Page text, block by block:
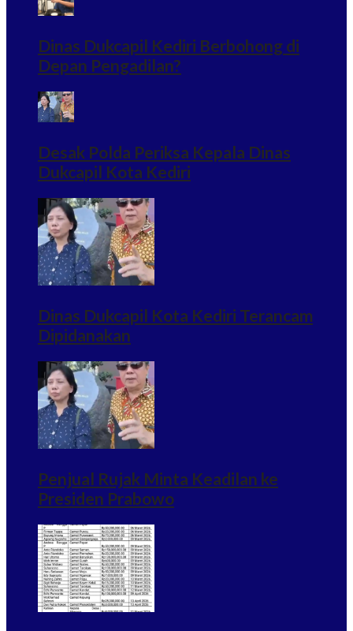
Dinas Dukcapil Kediri Berbohong di
Depan Pengadilan?
Desak Polda Periksa Kepala Dinas
Dukcapil Kota Kediri
Dinas Dukcapil Kota Kediri Terancam
Dipidanakan
Penjual Rujak Minta Keadilan ke
Presiden Prabowo